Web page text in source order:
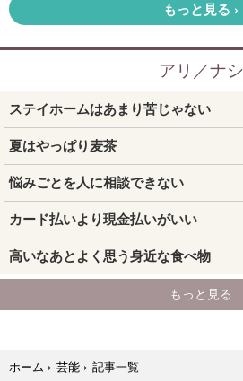
ホーム › 芸能 › 記事一覧